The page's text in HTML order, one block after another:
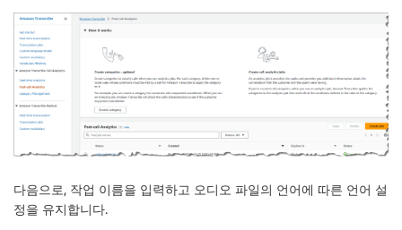
다음으로, 작업 이름을 입력하고 오디오 파일의 언어에 따른 언어 설
정을 유지합니다.